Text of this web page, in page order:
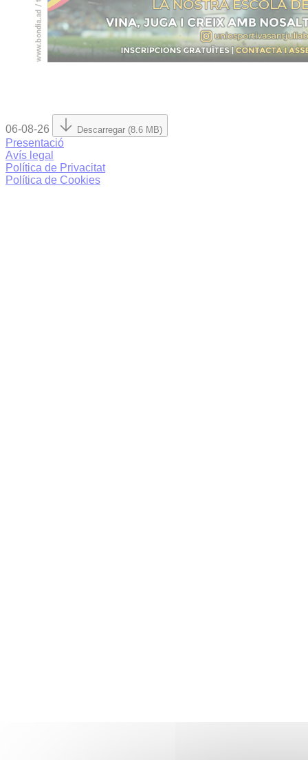
06-08-26 Descarregar (8.6 MB)
Presentació
Avís legal
Política de Privacitat
Política de Cookies